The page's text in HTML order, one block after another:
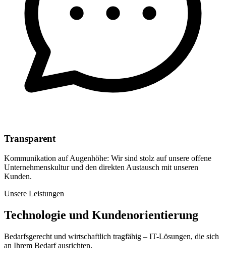
Transparent
Kommunikation auf Augenhöhe: Wir sind stolz auf unsere offene
Unternehmenskultur und den direkten Austausch mit unseren
Kunden.
Unsere Leistungen
Technologie und Kundenorientierung
Bedarfsgerecht und wirtschaftlich tragfähig – IT-Lösungen, die sich
an Ihrem Bedarf ausrichten.